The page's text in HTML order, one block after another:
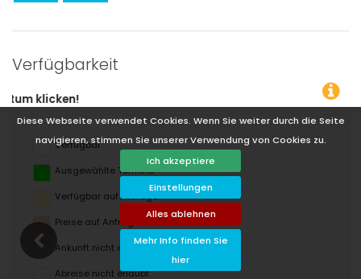
Diese Webseite verwendet Cookies. Wenn Sie weiter durch die Seite
navigieren, stimmen Sie unserer Verwendung von Cookies zu.
Ich akzeptiere
Einstellungen
Alles ablehnen
Mehr Info finden Sie
hier
Verfügbarkeit
Sie können den
Verfügbar
Ausgewählte Termine
Verfügbar auf Anfrage
Preise auf Anfrage
Ankunft nicht erlaubt
Abreise nicht erlaubt